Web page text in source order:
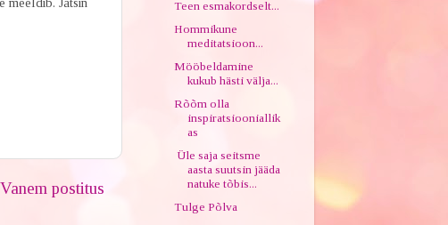
Vanem postitus
Teen esmakordselt...
Hommikune
meditatsioon...
Mööbeldamine
kukub hästi välja...
Rõõm olla
inspiratsiooniallik
as
Üle saja seitsme
aasta suutsin jääda
natuke tõbis...
Tulge Põlva